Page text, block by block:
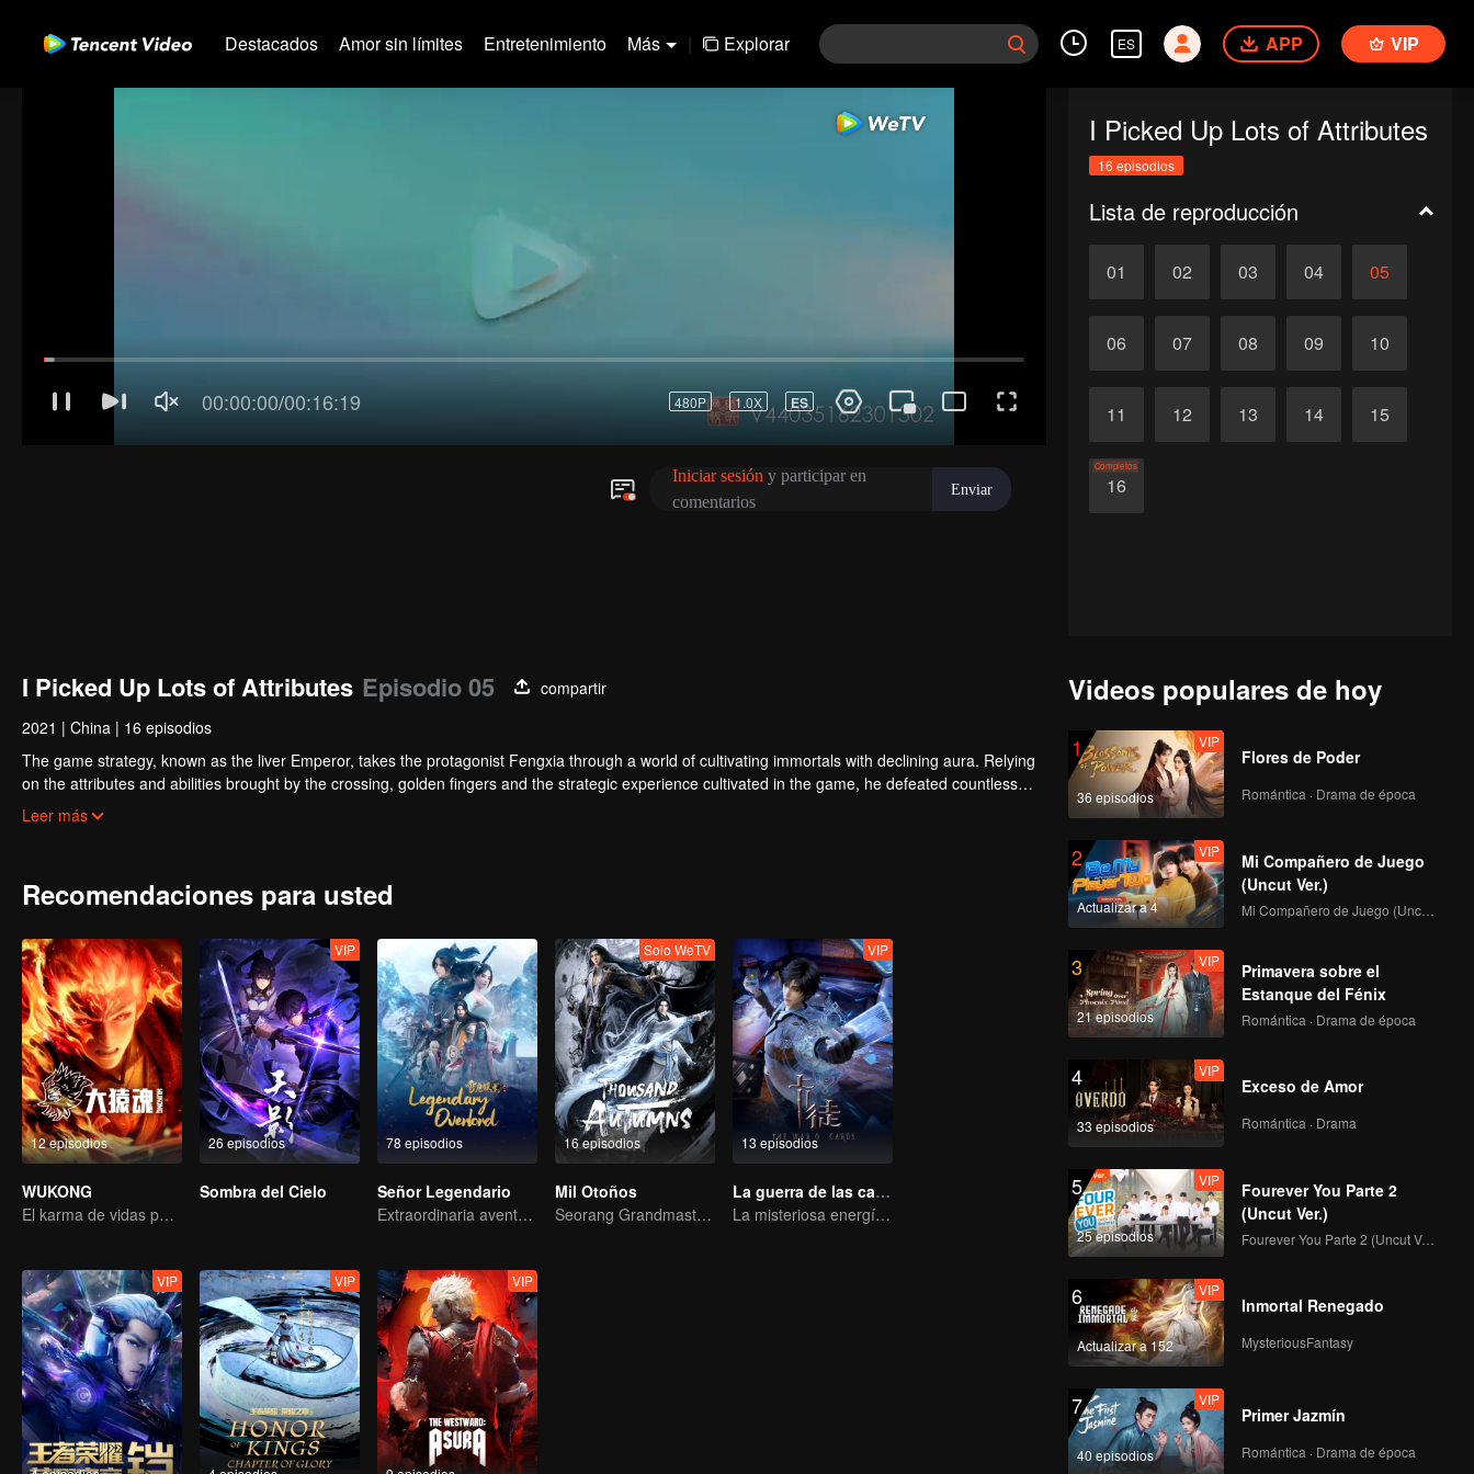
Destacados Amor sin límites Entretenimiento Más | Explorar ES APP VIP
I Picked Up Lots of Attributes
16 episodios
Lista de reproducción
01 02 03 04 05
06 07 08 09 10
11 12 13 14 15
16
Completos
I Picked Up Lots of Attributes Episodio 05
compartir
2021 | China | 16 episodios
The game strategy, known as the liver Emperor, takes the protagonist Fengxia through a world of cultivating immortals with declining aura. Relying
on the attributes and abilities brought by the crossing, golden fingers and the strategic experience cultivated in the game, he defeated countless
powerful enemies along the way and gained countless skills. He first solved the internal and external troubles of Qianqiu Valley and defeated the
Leer más
Recomendaciones para usted
12 episodios
WUKONG
El karma de vidas pasadas está destinado a destrozar los cielos.
26 episodios
VIP
Sombra del Cielo
78 episodios
Señor Legendario
Extraordinaria aventura, una adolescente renacida de la adversidad.
16 episodios
Solo WeTV
Mil Otoños
Seorang Grandmaster Berlatih Seni Bela Diri di Dunia Manusia
13 episodios
VIP
La guerra de las cartas
La misteriosa energía de las cartas provocó una guerra, ¿cómo la manejó Chen Mu?
VIP VIP VIP
Videos populares de hoy
1
36 episodios
VIP
Flores de Poder
Romántica · Drama de época
2
Actualizar a 4
VIP
Mi Compañero de Juego
(Uncut Ver.)
Mi Compañero de Juego (Uncut Ver.)
3
21 episodios
VIP
Primavera sobre el
Estanque del Fénix
Romántica · Drama de época
4
33 episodios
VIP
Exceso de Amor
Romántica · Drama
5
25 episodios
VIP
Fourever You Parte 2
(Uncut Ver.)
Fourever You Parte 2 (Uncut Ver.)
6
Actualizar a 152
VIP
Inmortal Renegado
MysteriousFantasy
7
40 episodios
VIP
Primer Jazmín
Romántica · Drama de época